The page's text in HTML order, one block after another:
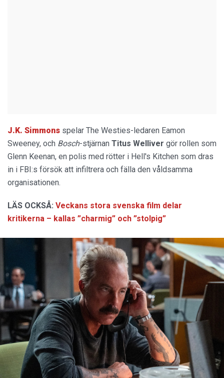
J.K. Simmons spelar The Westies-ledaren Eamon
Sweeney, och Bosch-stjärnan Titus Welliver gör rollen som
Glenn Keenan, en polis med rötter i Hell's Kitchen som dras
in i FBI:s försök att infiltrera och fälla den våldsamma
organisationen.
LÄS OCKSÅ: Veckans stora svenska film delar
kritikerna – kallas ”charmig” och ”stolpig”